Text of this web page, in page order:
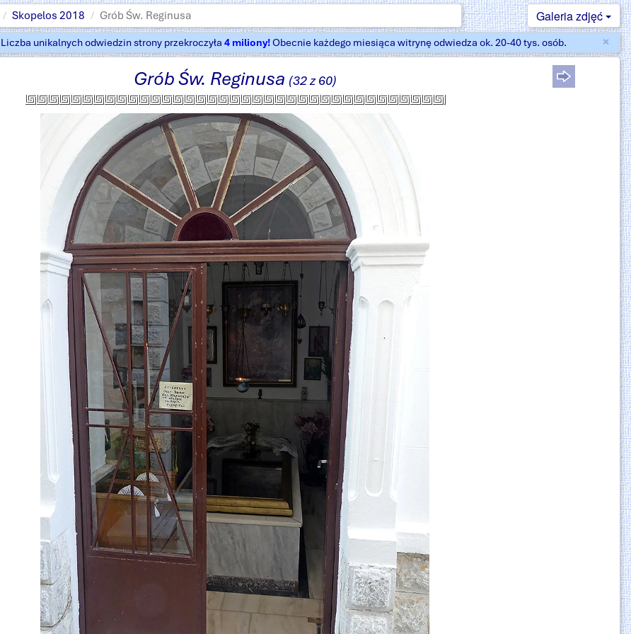
Skopelos 2018 Grób Św. Reginusa Galeria zdjęć
×
unikalnych odwiedzin strony przekroczyła 4 miliony!Obecnie każdego miesiąca witrynę odwiedza ok. 20-40 tys. osób.
Grób Św. Reginusa (32 z 60)